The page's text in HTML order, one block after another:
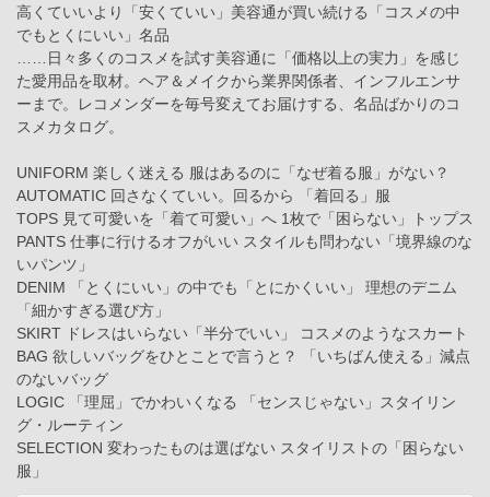
高くていいより「安くていい」美容通が買い続ける「コスメの中
でもとくにいい」名品
……日々多くのコスメを試す美容通に「価格以上の実力」を感じ
た愛用品を取材。ヘア＆メイクから業界関係者、インフルエンサ
ーまで。レコメンダーを毎号変えてお届けする、名品ばかりのコ
スメカタログ。
UNIFORM 楽しく迷える 服はあるのに「なぜ着る服」がない？
AUTOMATIC 回さなくていい。回るから 「着回る」服
TOPS 見て可愛いを「着て可愛い」へ 1枚で「困らない」トップス
PANTS 仕事に行けるオフがいい スタイルも問わない「境界線のな
いパンツ」
DENIM 「とくにいい」の中でも「とにかくいい」 理想のデニム
「細かすぎる選び方」
SKIRT ドレスはいらない「半分でいい」 コスメのようなスカート
BAG 欲しいバッグをひとことで言うと？ 「いちばん使える」減点
のないバッグ
LOGIC 「理屈」でかわいくなる 「センスじゃない」スタイリン
グ・ルーティン
SELECTION 変わったものは選ばない スタイリストの「困らない
服」